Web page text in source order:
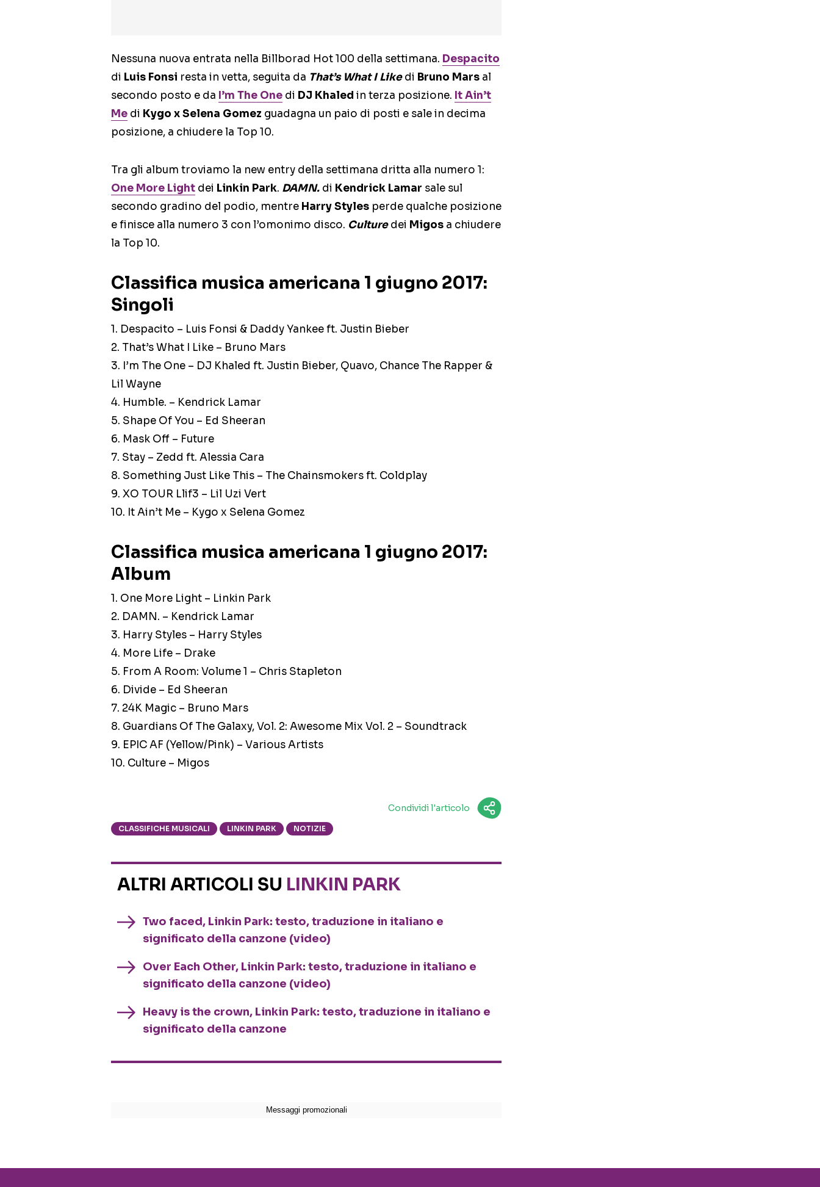
Nessuna nuova entrata nella Billborad Hot 100 della settimana. Despacito
di Luis Fonsi resta in vetta, seguita da That’s What I Likedi Bruno Mars al
secondo posto e da I’m The One di DJ Khaled in terza posizione. It Ain’t
Me di Kygo x Selena Gomez guadagna un paio di posti e sale in decima
posizione, a chiudere la Top 10.
Tra gli album troviamo la new entry della settimana dritta alla numero 1:
One More Light dei Linkin Park. DAMN. di Kendrick Lamar sale sul
secondo gradino del podio, mentre Harry Styles perde qualche posizione
e finisce alla numero 3 con l’omonimo disco. Culture dei Migos a chiudere
la Top 10.
Classifica musica americana 1 giugno 2017:
Singoli
1. Despacito – Luis Fonsi & Daddy Yankee ft. Justin Bieber
2. That’s What I Like – Bruno Mars
3. I’m The One – DJ Khaled ft. Justin Bieber, Quavo, Chance The Rapper &
Lil Wayne
4. Humble. – Kendrick Lamar
5. Shape Of You – Ed Sheeran
6. Mask Off – Future
7. Stay – Zedd ft. Alessia Cara
8. Something Just Like This – The Chainsmokers ft. Coldplay
9. XO TOUR Llif3 – Lil Uzi Vert
10. It Ain’t Me – Kygo x Selena Gomez
Classifica musica americana 1 giugno 2017:
Album
1. One More Light – Linkin Park
2. DAMN. – Kendrick Lamar
3. Harry Styles – Harry Styles
4. More Life – Drake
5. From A Room: Volume 1 – Chris Stapleton
6. Divide – Ed Sheeran
7. 24K Magic – Bruno Mars
8. Guardians Of The Galaxy, Vol. 2: Awesome Mix Vol. 2 – Soundtrack
9. EPIC AF (Yellow/Pink) – Various Artists
10. Culture – Migos
Condividi l'articolo
CLASSIFICHE MUSICALI LINKIN PARK NOTIZIE
ALTRI ARTICOLI SU LINKIN PARK
Two faced, Linkin Park: testo, traduzione in italiano e
significato della canzone (video)
Over Each Other, Linkin Park: testo, traduzione in italiano e
significato della canzone (video)
Heavy is the crown, Linkin Park: testo, traduzione in italiano e
significato della canzone